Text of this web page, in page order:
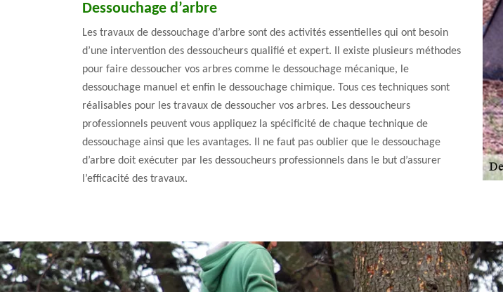
Dessouchage d’arbre
Les travaux de dessouchage d’arbre sont des activités essentielles qui ont besoin
d’une intervention des dessoucheurs qualifié et expert. Il existe plusieurs méthodes
pour faire dessoucher vos arbres comme le dessouchage mécanique, le
dessouchage manuel et enfin le dessouchage chimique. Tous ces techniques sont
réalisables pour les travaux de dessoucher vos arbres. Les dessoucheurs
professionnels peuvent vous appliquez la spécificité de chaque technique de
dessouchage ainsi que les avantages. Il ne faut pas oublier que le dessouchage
d’arbre doit exécuter par les dessoucheurs professionnels dans le but d’assurer
l’efficacité des travaux.